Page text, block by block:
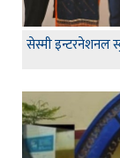
सेस्मी इन्टरनेशनल